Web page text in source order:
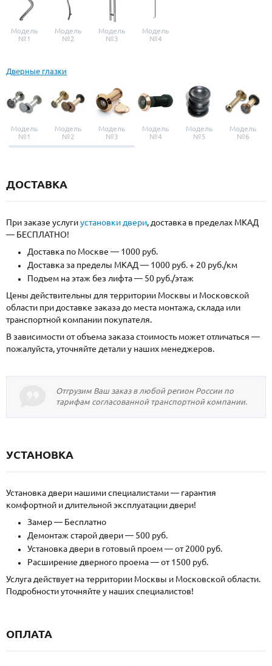
Модель
№1
Модель
№2
Модель
№3
Модель
№4
Дверные глазки
Модель
№1
Модель
№2
Модель
№3
Модель
№4
Модель
№5
Модель
№6
ДОСТАВКА
При заказе услугиустановки двери, доставка в пределах МКАД
— БЕСПЛАТНО!
Доставка по Москве — 1000 руб.
Доставка за пределы МКАД — 1000 руб. + 20 руб./км
Подъем на этаж без лифта — 50 руб./этаж
Цены действительны для территории Москвы и Московской
области при доставке заказа до места монтажа, склада или
транспортной компании покупателя.
В зависимости от объема заказа стоимость может отличаться —
пожалуйста, уточняйте детали у наших менеджеров.
Отгрузим Ваш заказ в любой регион России по
тарифам согласованной транспортной компании.
УСТАНОВКА
Установка двери нашими специалистами — гарантия
комфортной и длительной эксплуатации двери!
Замер — Бесплатно
Демонтаж старой двери — 500 руб.
Установка двери в готовый проем — от 2000 руб.
Расширение дверного проема — от 1500 руб.
Услуга действует на территории Москвы и Московской области.
Подробности уточняйте у наших специалистов!
ОПЛАТА